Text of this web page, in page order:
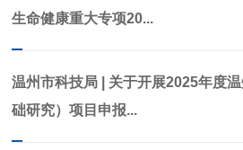
生命健康重大专项20...
温州市科技局 | 关于开展2025年度
础研究）项目申报...